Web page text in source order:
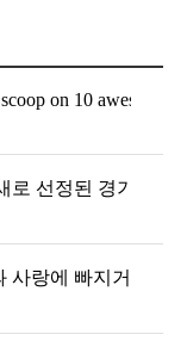
on 10 awesome
로 선정된 경기도 유
사랑에 빠지거나, 읽